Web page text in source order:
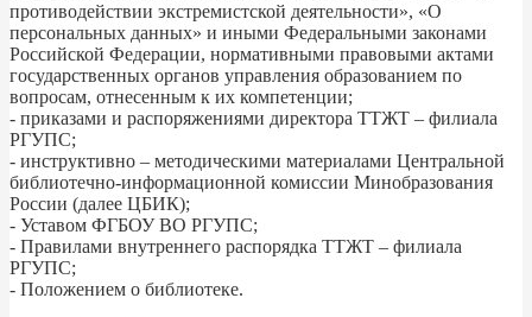
противодействии экстремистской деятельности», «О
персональных данных» и иными Федеральными законами
Российской Федерации, нормативными правовыми актами
государственных органов управления образованием по
вопросам, отнесенным к их компетенции;
- приказами и распоряжениями директора ТТЖТ – филиала
РГУПС;
- инструктивно – методическими материалами Центральной
библиотечно-информационной комиссии Минобразования
России (далее ЦБИК);
- Уставом ФГБОУ ВО РГУПС;
- Правилами внутреннего распорядка ТТЖТ – филиала
РГУПС;
- Положением о библиотеке.